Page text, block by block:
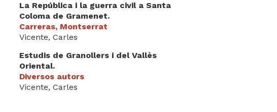
La República i la guerra civil a Santa
Coloma de Gramenet.
Carreras, Montserrat
Vicente, Carles
Estudis de Granollers i del Vallès
Oriental.
Diversos autors
Vicente, Carles